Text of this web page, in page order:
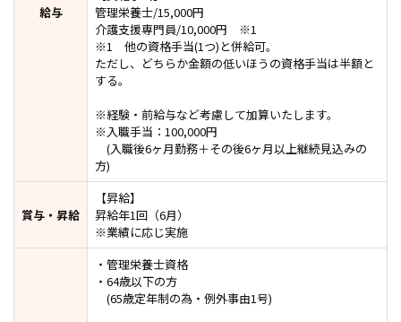
給与
管理栄養士/15,000円
介護支援専門員/10,000円 ※1
※1 他の資格手当(1つ)と併給可。
ただし、どちらか金額の低いほうの資格手当は半額と
する。
※経験・前給与など考慮して加算いたします。
※入職手当：100,000円
(入職後6ヶ月勤務＋その後6ヶ月以上継続見込みの
方)
賞与・昇給
【昇給】
昇給年1回（6月）
※業績に応じ実施
・管理栄養士資格
・64歳以下の方
(65歳定年制の為・例外事由1号)